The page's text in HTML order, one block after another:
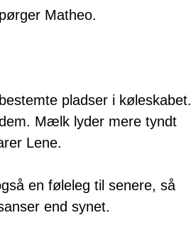
Matheo.
pladser i køleskabet.
Mælk lyder mere tyndt
Lene.
en føleleg til senere, så
end synet.